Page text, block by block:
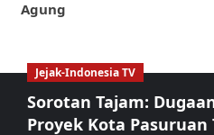
Agung
Jejak-Indonesia TV
Sorotan Tajam:
Proyek Kota Pasuruan